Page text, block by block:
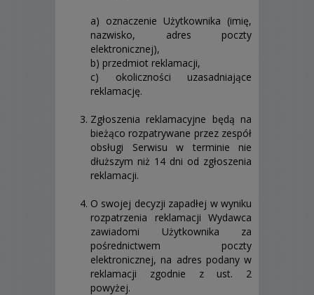
a) oznaczenie Użytkownika (imię,
nazwisko, adres poczty
elektronicznej),
b) przedmiot reklamacji,
c) okoliczności uzasadniające
reklamację.
Zgłoszenia reklamacyjne będą na
bieżąco rozpatrywane przez zespół
obsługi Serwisu w terminie nie
dłuższym niż 14 dni od zgłoszenia
reklamacji.
O swojej decyzji zapadłej w wyniku
rozpatrzenia reklamacji Wydawca
zawiadomi Użytkownika za
pośrednictwem poczty
elektronicznej, na adres podany w
reklamacji zgodnie z ust. 2
powyżej.